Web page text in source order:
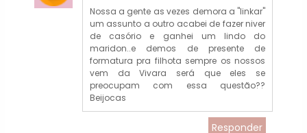
Nossa a gente as vezes demora a "linkar"
um assunto a outro acabei de fazer niver
de casório e ganhei um lindo do
maridon..e demos de presente de
formatura pra filhota sempre os nossos
vem da Vivara será que eles se
preocupam com essa questão??
Beijocas
Responder